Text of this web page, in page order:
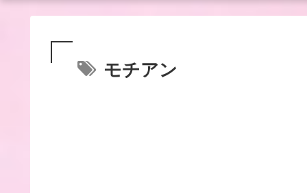
モチアン